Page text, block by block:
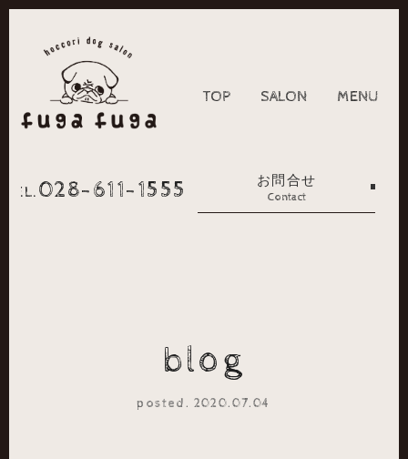
TOP SALON MENU
TEL. 028-611-1555 お問合せ
Contact
blog
posted. 2020.07.04